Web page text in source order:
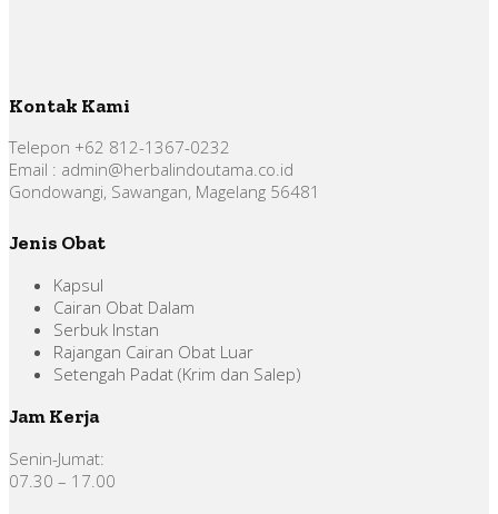
Kontak Kami
Telepon +62 812-1367-0232
Email : admin@herbalindoutama.co.id
Gondowangi, Sawangan, Magelang 56481
Jenis Obat
Kapsul
Cairan Obat Dalam
Serbuk Instan
Rajangan Cairan Obat Luar
Setengah Padat (Krim dan Salep)
Jam Kerja
Senin-Jumat:
07.30 – 17.00